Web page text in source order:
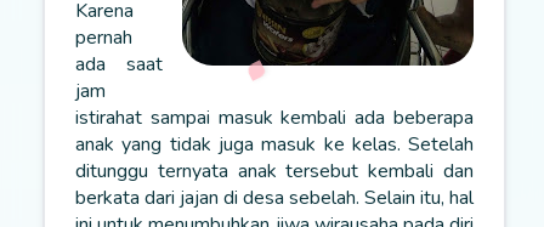
Karena
pernah
ada saat
jam
istirahat sampai masuk kembali ada beberapa
anak yang tidak juga masuk ke kelas. Setelah
ditunggu ternyata anak tersebut kembali dan
berkata dari jajan di desa sebelah. Selain itu, hal